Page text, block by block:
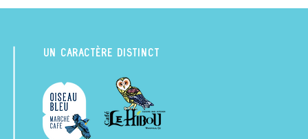
UN CARACTÈRE DISTINCT